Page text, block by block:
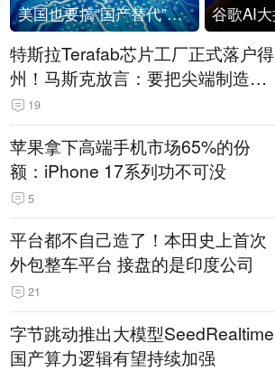
美国也要搞“国产替代”？先算清三笔账
特斯拉Terafab芯片工厂正式落户得
州！马斯克放言：要把尖端制造带
回美国
19
苹果拿下高端手机市场65%的份
额：iPhone 17系列功不可没
5
平台都不自己造了！本田史上首次
外包整车平台 接盘的是印度公司
21
字节跳动推出大模型SeedRealtime
国产算力逻辑有望持续加强